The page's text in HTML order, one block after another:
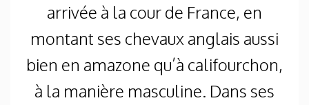
arrivée à la cour de France, en
montant ses chevaux anglais aussi
bien en amazone qu’à califourchon,
à la manière masculine. Dans ses